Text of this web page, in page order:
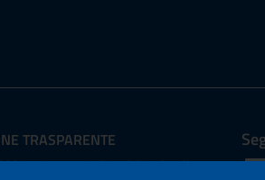
TRASPARENTE
sono riutilizzabili solo alle